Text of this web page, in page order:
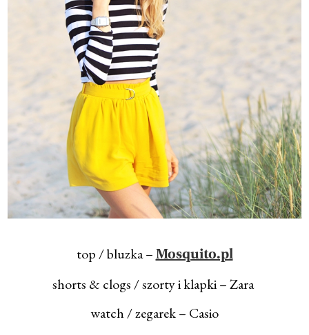
top / bluzka – Mosquito.pl
shorts & clogs / szorty i klapki – Zara
watch / zegarek – Casio